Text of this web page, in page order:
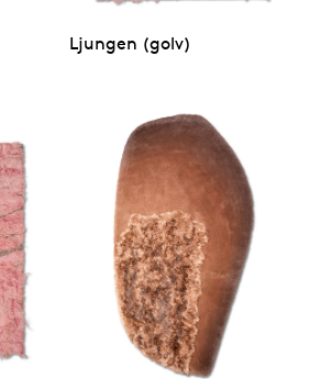
Ljungen (golv)